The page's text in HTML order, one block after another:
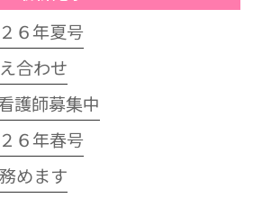
６年夏号
合わせ
護師募集中
６年春号
めます